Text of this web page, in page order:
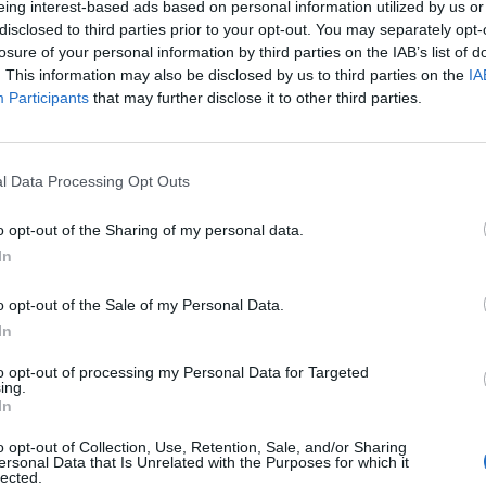
interest-based ads based on personal information utilized by us
to third parties prior to your opt-out. You may separately
of your personal information by third parties on the IAB’s list of
This information may also be disclosed by us to third parties on the
Participants that may further disclose it to other third parties.
Data Processing Opt Outs
opt-out of the Sharing of my personal data.
opt-out of the Sale of my Personal Data.
opt-out of processing my Personal Data for Targeted
opt-out of Collection, Use, Retention, Sale, and/or Sharing
Data that Is Unrelated with the Purposes for which it
(Getty Images)
La Juve viene dalla sconfitta a Firenze. Ce la
non c'è nulla nel calcio. Anche se
5 Scudetti e che ha vinto le ultime 28 in
HiguaineDybala partire più dietro.
di trasmettere ai miei che dipenderà
di quello che abbiamo studiato in
voluto giocarmela al completo".